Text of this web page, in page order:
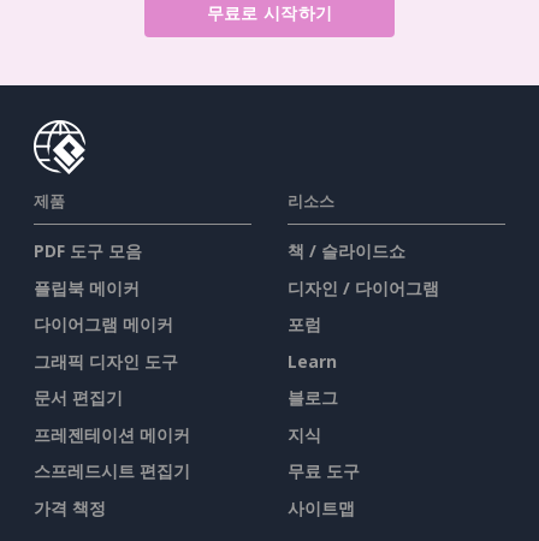
무료로 시작하기
제품
PDF 도구 모음
플립북 메이커
다이어그램 메이커
그래픽 디자인 도구
문서 편집기
프레젠테이션 메이커
스프레드시트 편집기
가격 책정
리소스
책 / 슬라이드쇼
디자인 / 다이어그램
포럼
Learn
블로그
지식
무료 도구
사이트맵